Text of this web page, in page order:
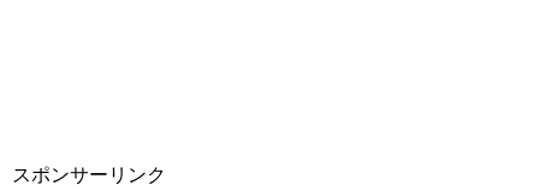
スポンサーリンク